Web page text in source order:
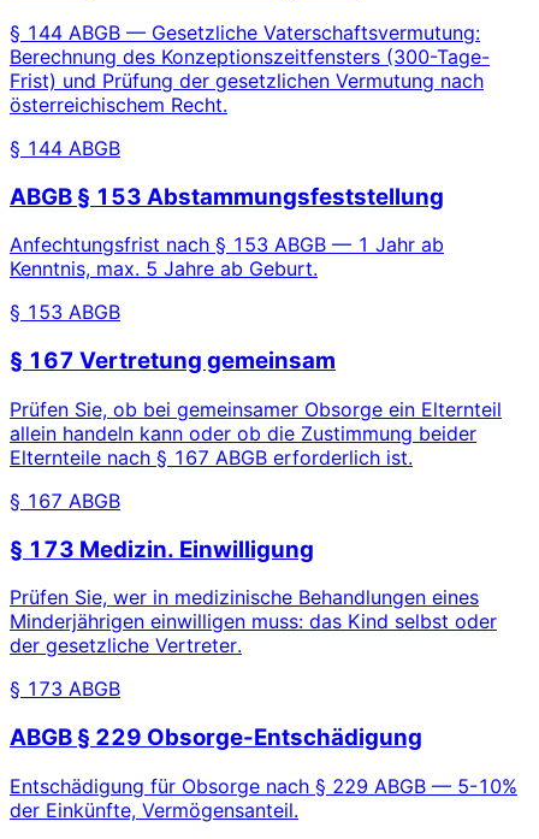
§ 144 ABGB — Gesetzliche Vaterschaftsvermutung:
Berechnung des Konzeptionszeitfensters (300-Tage-
Frist) und Prüfung der gesetzlichen Vermutung nach
österreichischem Recht.
§ 144 ABGB
ABGB § 153 Abstammungsfeststellung
Anfechtungsfrist nach § 153 ABGB — 1 Jahr ab
Kenntnis, max. 5 Jahre ab Geburt.
§ 153 ABGB
§ 167 Vertretung gemeinsam
Prüfen Sie, ob bei gemeinsamer Obsorge ein Elternteil
allein handeln kann oder ob die Zustimmung beider
Elternteile nach § 167 ABGB erforderlich ist.
§ 167 ABGB
§ 173 Medizin. Einwilligung
Prüfen Sie, wer in medizinische Behandlungen eines
Minderjährigen einwilligen muss: das Kind selbst oder
der gesetzliche Vertreter.
§ 173 ABGB
ABGB § 229 Obsorge-Entschädigung
Entschädigung für Obsorge nach § 229 ABGB — 5-10%
der Einkünfte, Vermögensanteil.